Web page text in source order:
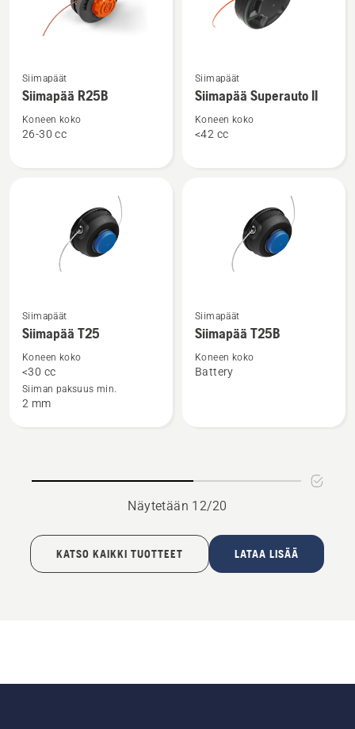
lisätietoja
tuotteesta
Siimapää
R25B
Siimapäät
Siimapää R25B
Koneen koko
26-30 cc
lisätietoja
tuotteesta
Siimapää
Superauto
Siimapäät
Siimapää Superauto II
Koneen koko
<42 cc
Katso
lisätietoja
Siimapää
T25
Siimapäät
Siimapää T25
Koneen koko
<30 cc
Siiman paksuus min.
2 mm
Katso
lisätietoja
Siimapää
Siimapäät
Siimapää T25B
Koneen koko
Battery
Näytetään 12/20
KATSO KAIKKI TUOTTEET LATAA LISÄÄ